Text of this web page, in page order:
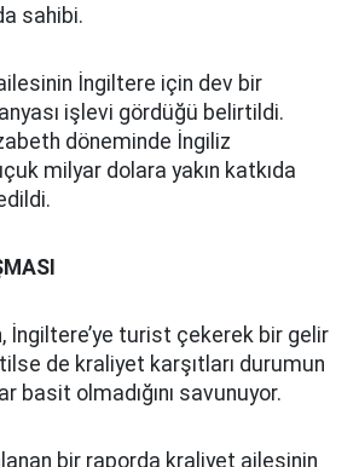
sahibi.
İngiltere için dev bir
işlevi gördüğü belirtildi.
döneminde İngiliz
milyar dolara yakın katkıda
İngiltere’ye turist çekerek bir gelir
de kraliyet karşıtları durumun
basit olmadığını savunuyor.
bir raporda kraliyet ailesinin